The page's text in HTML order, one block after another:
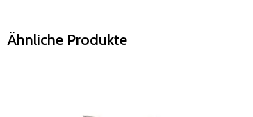
Ähnliche Produkte